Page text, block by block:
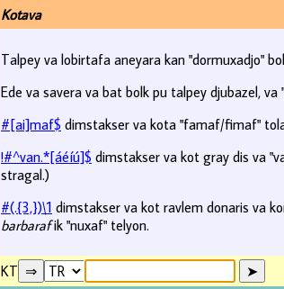
Kotava
Talpey va lobirtafa aneyara kan "dormuxadjo"
Ede va savera va bat bolk pu talpey djubazel,
#[ai]maf$ dimstakser va kota "famaf/fimaf"
!#^van.*[áéíú]$ dimstakser va kot gray dis va
stragal.)
#(.{3,})\1 dimstakser va kot ravlem donaris va
barbarafik "nuxaf" telyon.
KT